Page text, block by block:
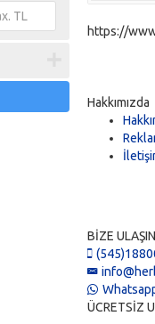
https://
Hakkımızda
BİZE ULAŞIN
ÜCRETSİZ